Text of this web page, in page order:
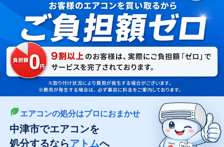
050-5482-9461
受付：24時間年中無休（通話料無料）
LINEやメールでカンタン依頼
メールで回収依頼 LINEで回収依頼
エアコンの処分はプロにおまかせ
中津市でエアコンを
処分するならアトムへ